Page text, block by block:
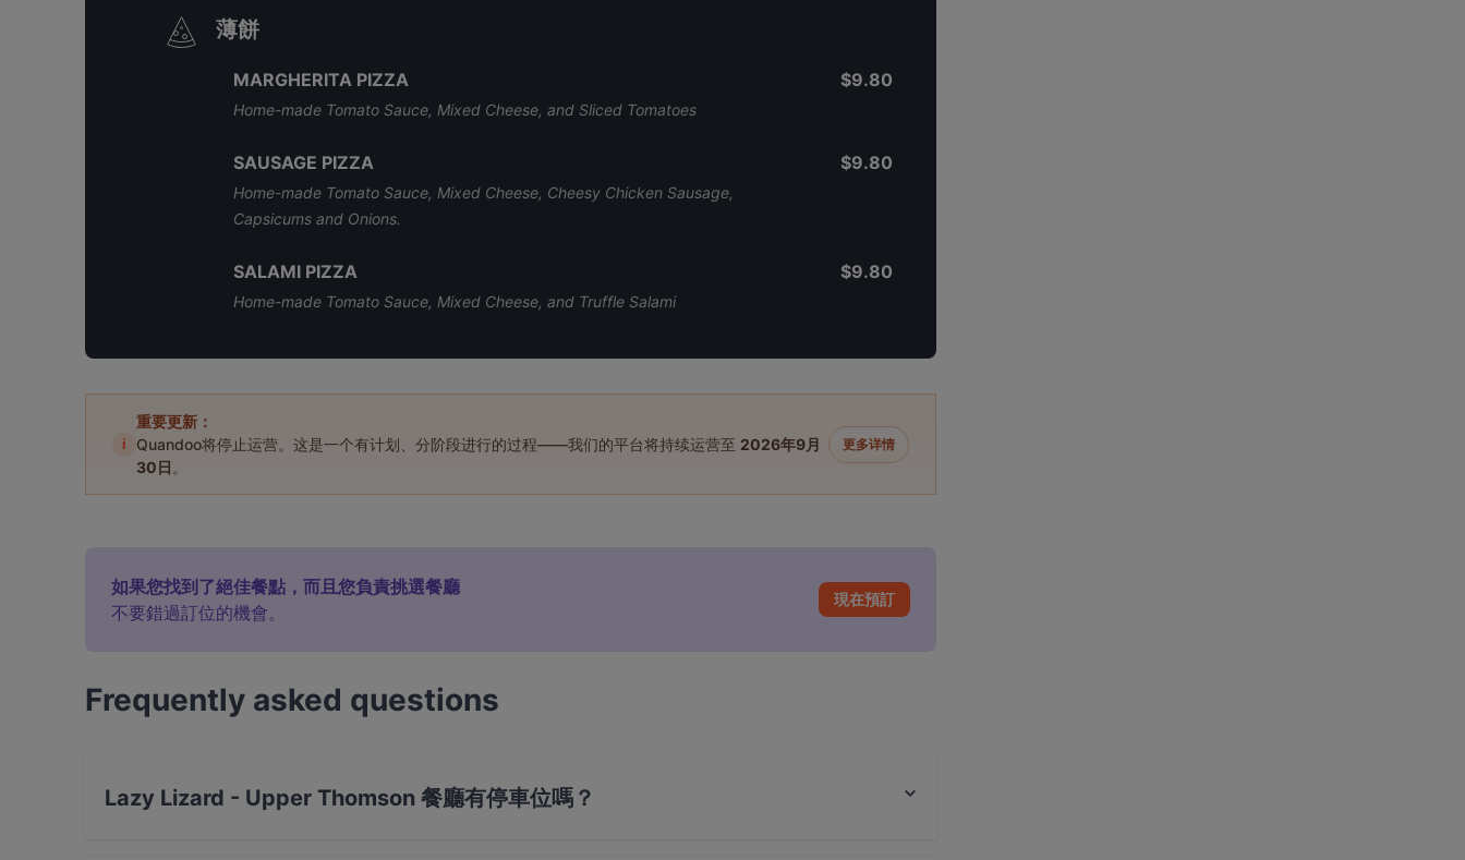
薄餅
MARGHERITA PIZZA
Home-made Tomato Sauce, Mixed Cheese, and Sliced Tomatoes
$9.80
SAUSAGE PIZZA
Home-made Tomato Sauce, Mixed Cheese, Cheesy Chicken Sausage,
Capsicums and Onions.
$9.80
SALAMI PIZZA
Home-made Tomato Sauce, Mixed Cheese, and Truffle Salami
$9.80
i
重要更新：
Quandoo将停止运营。这是一个有计划、分阶段进行的过程——我们的平台将持续运营至 2026年9月
30日 。
更多详情
如果您找到了絕佳餐點，而且您負責挑選餐廳
不要錯過訂位的機會。
現在預訂
Frequently asked questions
Lazy Lizard - Upper Thomson 餐廳有停車位嗎？